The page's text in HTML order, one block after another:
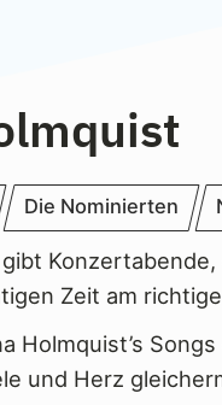
Die Nominierten
gibt
Zeit am
Holmquist’s
und Herz